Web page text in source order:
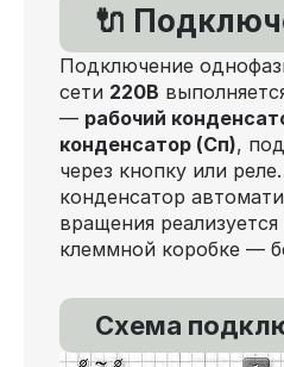
🔌
Подключение
сети 220В
— рабочий
конденсатор (Сп),
через кнопку или
конденсатор
вращения
клеммной коробке —
Схема